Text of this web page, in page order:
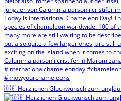
🇩🇪 Herzlichen Glückwunsch zum